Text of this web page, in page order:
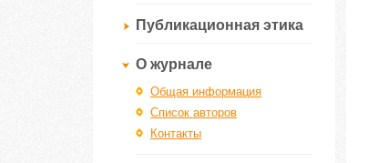
Публикационная этика
О журнале
Общая информация
Список авторов
Контакты